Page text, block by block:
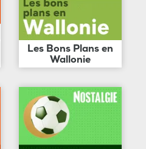
Les Bons Plans en
Wallonie